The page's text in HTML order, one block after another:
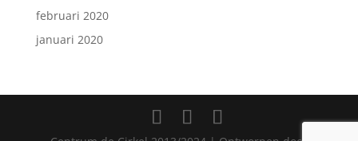
februari 2020
januari 2020